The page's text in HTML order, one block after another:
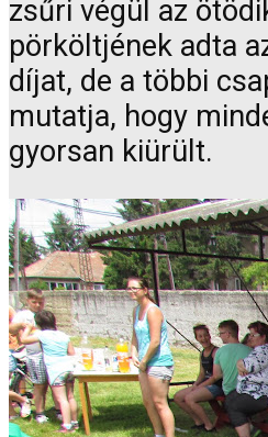
zsűri végül az
pörköltjének adta
díjat, de a többi
mutatja, hogy
gyorsan kiürült.